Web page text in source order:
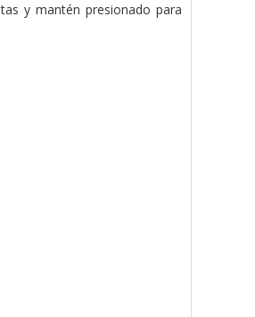
y mantén presionado para